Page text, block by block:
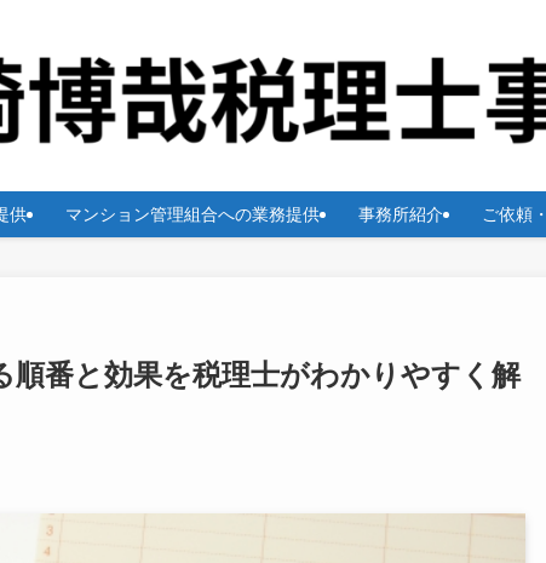
供 マンション管理組合への業務提供 事務所紹介 ご依頼
順番と効果を税理士がわかりやすく解